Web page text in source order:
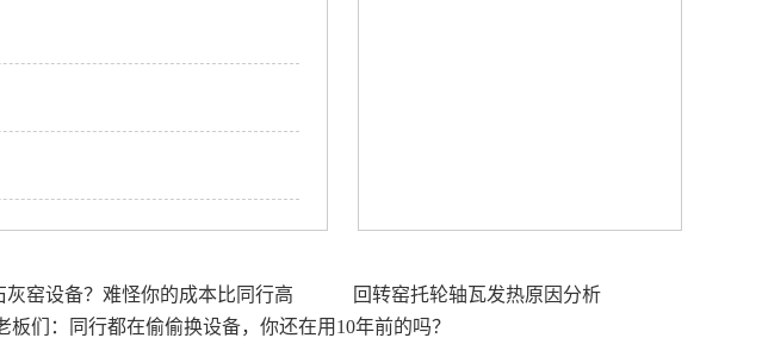
灰窑设备？难怪你的成本比同行高
回转窑托轮轴瓦发热原因分析
板们：同行都在偷偷换设备，你还在用10年前的吗？